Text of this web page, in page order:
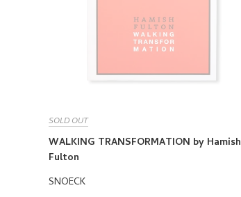
SOLD OUT
WALKING TRANSFORMATION by Hamish
Fulton
SNOECK